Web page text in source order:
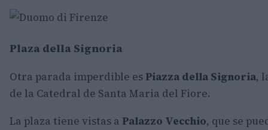
Plaza della Signoria
Otra parada imperdible es Piazza della Signoria,
de la Catedral de Santa Maria del Fiore.
La plaza tiene vistas a Palazzo Vecchio, que se